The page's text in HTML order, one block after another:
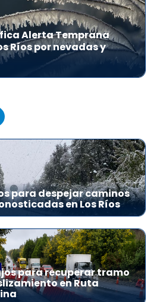
Alerta Temprana
Ríos por nevadas y
para despejar caminos
en Los Ríos
para recuperar tramo
en Ruta